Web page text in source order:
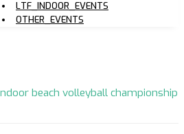
LTF_INDOOR_EVENTS
OTHER_EVENTS
beach volleyball championship